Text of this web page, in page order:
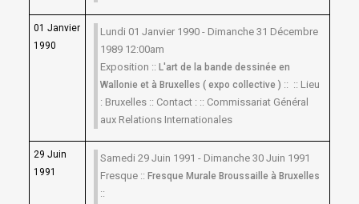
01 Janvier
1990
Lundi 01 Janvier 1990 - Dimanche 31 Décembre
1989 12:00am
Exposition :: L'art de la bande dessinée en
Wallonie et à Bruxelles ( expo collective ) :: :: Lieu
: Bruxelles :: Contact : :: Commissariat Général
aux Relations Internationales
29 Juin
1991
Samedi 29 Juin 1991 - Dimanche 30 Juin 1991
Fresque :: Fresque Murale Broussaille à Bruxelles
::